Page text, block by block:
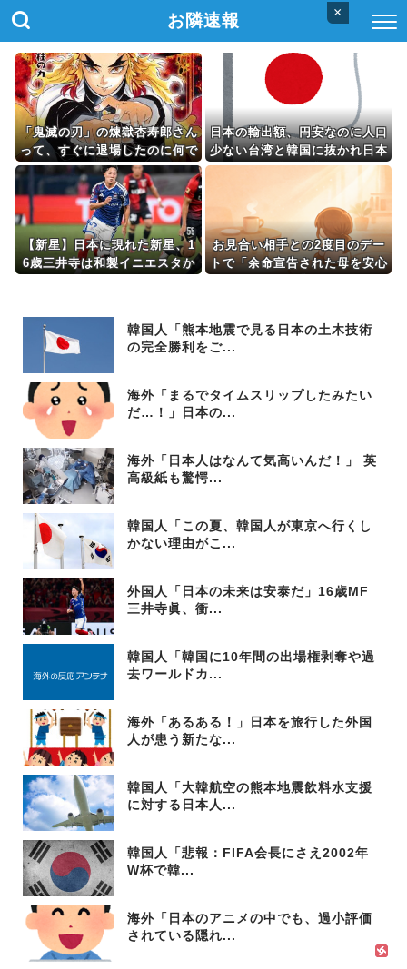
×
お隣速報
「鬼滅の刃」の煉獄杏寿郎さん
って、すぐに退場したのに何で
人気あるの？？
日本の輸出額、円安なのに人口
少ない台湾と韓国に抜かれ日本
沈没死亡
【新星】日本に現れた新星、1
6歳三井寺は和製イニエスタか
お見合い相手との2度目のデー
トで「余命宣告された母を安心
思う」と…
韓国人「熊本地震で見る日本の土木技術
の完全勝利をご...
海外「まるでタイムスリップしたみたい
だ…！」日本の...
海外「日本人はなんて気高いんだ！」 英
高級紙も驚愕...
韓国人「この夏、韓国人が東京へ行くし
かない理由がこ...
外国人「日本の未来は安泰だ」16歳MF
三井寺眞、衝...
韓国人「韓国に10年間の出場権剥奪や過
去ワールドカ...
海外「あるある！」日本を旅行した外国
人が患う新たな...
韓国人「大韓航空の熊本地震飲料水支援
に対する日本人...
韓国人「悲報：FIFA会長にさえ2002年
W杯で韓...
海外「日本のアニメの中でも、過小評価
されている隠れ...